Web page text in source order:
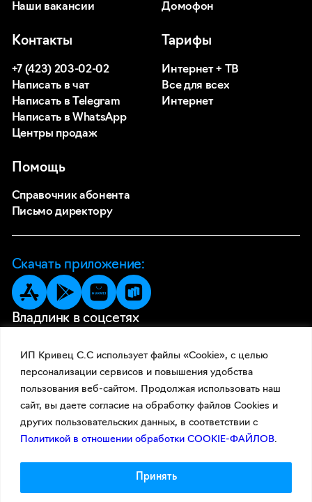
ИП Кривец С.С использует файлы «Cookie», с целью
персонализации сервисов и повышения удобства
пользования веб-сайтом. Продолжая использовать наш
сайт, вы даете согласие на обработку файлов Cookies и
других пользовательских данных, в соответствии с
Политикой в отношении обработки COOKIE-ФАЙЛОВ.
Принять
Наши вакансии
Домофон
Помощь
Справочник абонента
Письмо директору
Тарифы
Интернет + ТВ
Все для всех
Интернет
Контакты
+7 (423) 203-02-02
Написать в чат
Написать в Telegram
Написать в WhatsApp
Центры продаж
Скачать приложение:
Владлинк в соцсетях
Документы
Франшиза
Вход в видеонаблюдение